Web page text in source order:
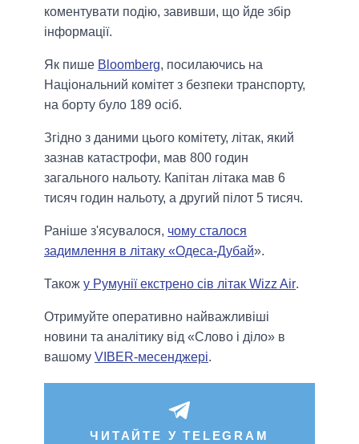
коментувати подію, завивши, що йде збір
інформації.
Як пише Bloomberg, посилаючись на
Національний комітет з безпеки транспорту,
на борту було 189 осіб.
Згідно з даними цього комітету, літак, який
зазнав катастрофи, мав 800 годин
загального нальоту. Капітан літака мав 6
тисяч годин нальоту, а другий пілот 5 тисяч.
Раніше з'ясувалося, чому сталося
задимлення в літаку «Одеса-Дубай».
Також у Румунії екстрено сів літак Wizz Air.
Отримуйте оперативно найважливіші
новини та аналітику від «Слово і діло» в
вашому VIBER-месенджері.
ЧИТАЙТЕ У TELEGRAM